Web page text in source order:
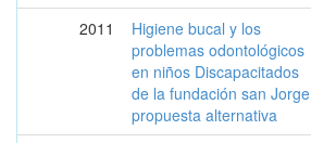
2011
Higiene bucal y los
problemas odontológicos
en niños Discapacitados
de la fundación san Jorge
propuesta alternativa